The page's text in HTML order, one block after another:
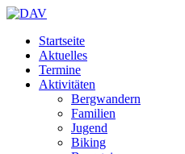
Startseite
Aktuelles
Termine
Aktivitäten
Bergwandern
Familien
Jugend
Biking